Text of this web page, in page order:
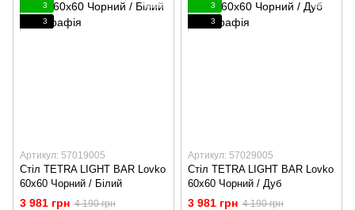
3
3
Артикул: 57019005
Стіл TETRA LIGHT BAR Lovko
60x60 Чорний / Білий
3 981 грн 4 190 грн
3
3
Артикул: 57029005
Стіл TETRA LIGHT BAR Lovko
60x60 Чорний / Дуб
3 981 грн 4 190 грн